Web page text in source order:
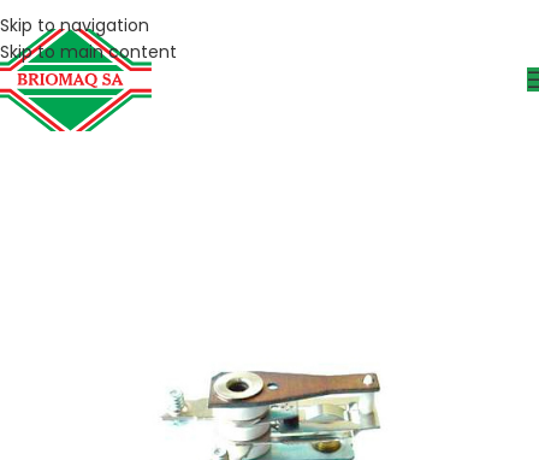
Skip to navigation
Skip to main content